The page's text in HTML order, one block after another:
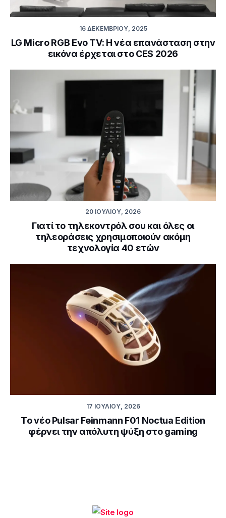
16 ΔΕΚΕΜΒΡΊΟΥ, 2025
LG Micro RGB Evo TV: Η νέα επανάσταση στην
εικόνα έρχεται στο CES 2026
20 ΙΟΥΛΊΟΥ, 2026
Γιατί το τηλεκοντρόλ σου και όλες οι
τηλεοράσεις χρησιμοποιούν ακόμη
τεχνολογία 40 ετών
17 ΙΟΥΛΊΟΥ, 2026
Το νέο Pulsar Feinmann F01 Noctua Edition
φέρνει την απόλυτη ψύξη στο gaming